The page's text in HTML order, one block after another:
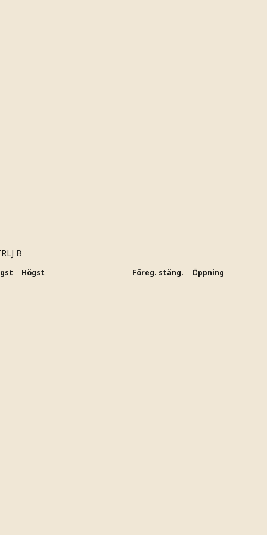
B
Högst Föreg. stäng. Öppning